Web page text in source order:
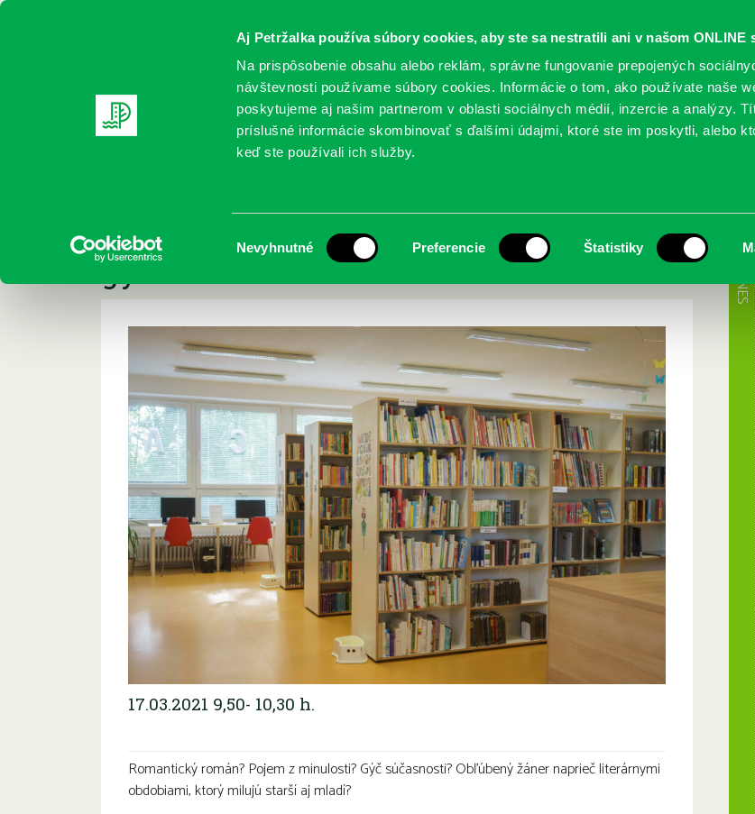
Aj Petržalka používa súbory cookies, aby ste sa nestratili ani v našom ONLINE
Na prispôsobenie obsahu alebo reklám, správne fungovanie prepojených
návštevnosti používame súbory cookies. Informácie o tom, ako používate naše
poskytujeme aj našim partnerom v oblasti sociálnych médií, inzercie a analýzy.
príslušné informácie skombinovať s ďalšími údajmi, ktoré ste im poskytli, alebo
keď ste používali ich služby.
súhlasu
Nevyhnutné Preferencie Štatistiky
REGISTRUJTE SA ONLINE KATALÓGY SLUŽBY PODUJATIA POBOČKY
Online podujatie – Romantika nie je
gýč.
17.03.2021 9,50- 10,30 h.
Romantický román? Pojem z minulosti? Gýč súčasnosti? Obľúbený žáner naprieč literárnymi
obdobiami, ktorý milujú starší aj mladí?
DNES